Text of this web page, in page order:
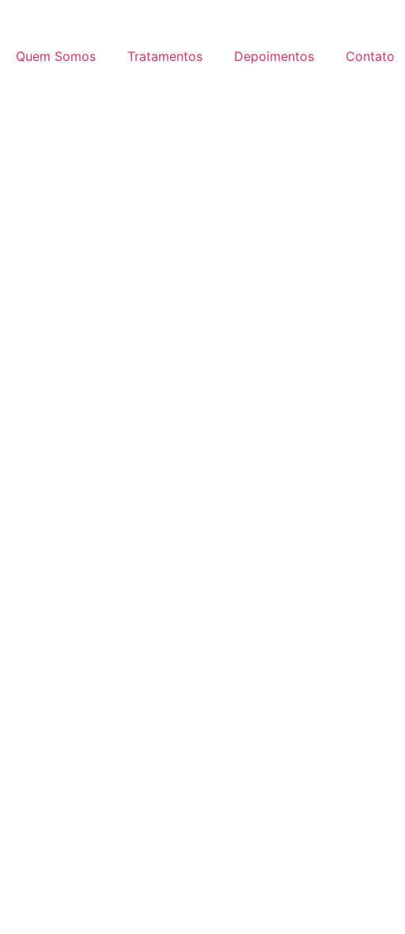
Quem Somos Tratamentos Depoimentos Contato